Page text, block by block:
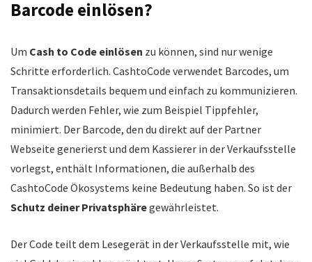
Barcode einlösen?
Um Cash to Code einlösen zu können, sind nur wenige
Schritte erforderlich. CashtoCode verwendet Barcodes, um
Transaktionsdetails bequem und einfach zu kommunizieren.
Dadurch werden Fehler, wie zum Beispiel Tippfehler,
minimiert. Der Barcode, den du direkt auf der Partner
Webseite generierst und dem Kassierer in der Verkaufsstelle
vorlegst, enthält Informationen, die außerhalb des
CashtoCode Ökosystems keine Bedeutung haben. So ist der
Schutz deiner Privatsphäregewährleistet.
Der Code teilt dem Lesegerät in der Verkaufsstelle mit, wie